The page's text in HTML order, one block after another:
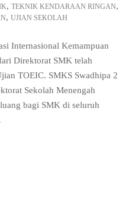
, TEKNIK KENDARAAN RINGAN,
, UJIAN SEKOLAH
Internasional Kemampuan
Direktorat SMK telah
TOEIC. SMKS Swadhipa 2
Sekolah Menengah
bagi SMK di seluruh